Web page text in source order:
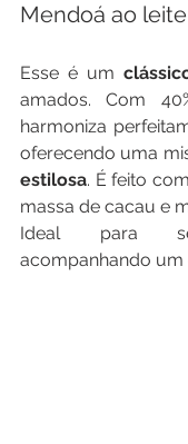
Mendoá ao leite
Esse é um
amados. Com
harmoniza
oferecendo uma
estilosa. É feito
massa de cacau e
Ideal para
acompanhando um